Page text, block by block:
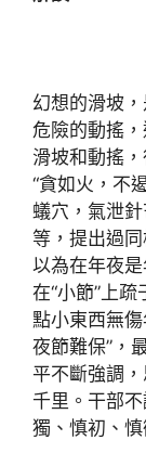
幻想的滑坡
危險的動搖
滑坡和動搖
“貪如火，不
蟻穴，氣泄
等，提出過
以為在年夜
在“小節”上
點小東西無
夜節難保”，
平不斷強調
千里。干部
獨、慎初、慎